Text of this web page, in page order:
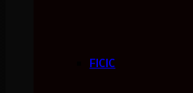
FICIC